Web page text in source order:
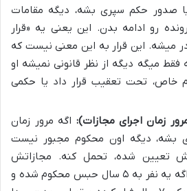
صدور حکم سپری بشه، دیگه مقامات
رو ادامه بدن. این یعنی یه «قرار
میشه. این قرار به این معنی نیست که
فقط میگه دیگه از نظر قانونی نمیشه او
خاص، تحت تعقیب قرار داد یا حکمی
زمان اجرای مجازات): اگه مرور زمان
بشه، دیگه اون محکوم مجبور نیست
تعیین شده، تحمل کنه. مجازاتش
«ساقط» میشه. مثلاً اگه یه نفر به ۵ سال حبس محکوم شده و